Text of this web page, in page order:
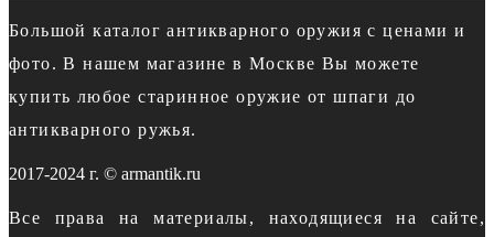
Большой каталог антикварного оружия с ценами и
фото. В нашем магазине в Москве Вы можете
купить любое старинное оружие от шпаги до
антикварного ружья.
2017-2024 г. © armantik.ru
Все права на материалы, находящиеся на сайте,